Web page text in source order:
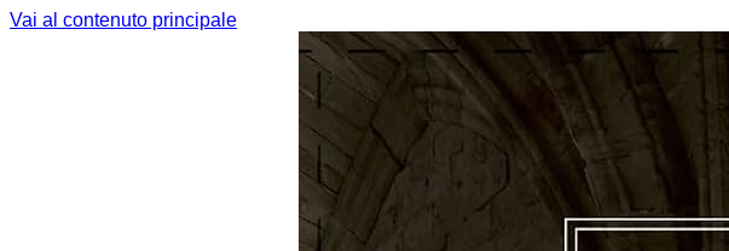
Vai al contenuto principale